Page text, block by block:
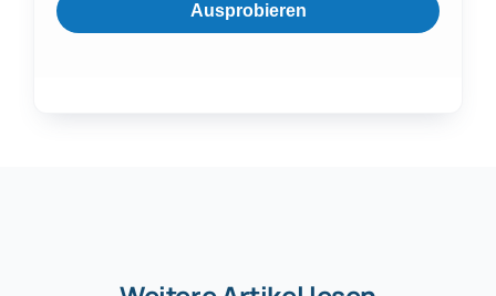
Ausprobieren